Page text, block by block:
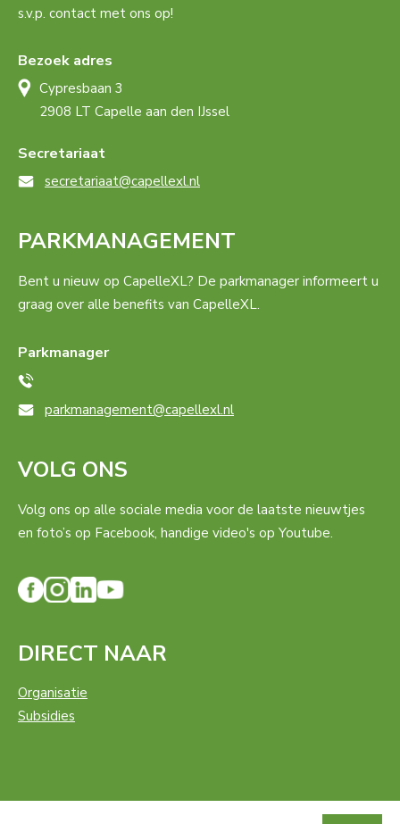
s.v.p. contact met ons op!
Bezoek adres
Cypresbaan 3
2908 LT Capelle aan den IJssel
Secretariaat
secretariaat@capellexl.nl
PARKMANAGEMENT
Bent u nieuw op CapelleXL? De parkmanager informeert u
graag over alle benefits van CapelleXL.
Parkmanager
parkmanagement@capellexl.nl
VOLG ONS
Volg ons op alle sociale media voor de laatste nieuwtjes
en foto’s op Facebook, handige video's op Youtube.
DIRECT NAAR
Organisatie
Subsidies